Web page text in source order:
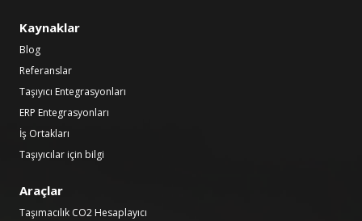
Kaynaklar
Blog
Referanslar
Taşıyıcı Entegrasyonları
ERP Entegrasyonları
İş Ortakları
Taşıyıcılar için bilgi
Araçlar
Taşımacılık CO2 Hesaplayıcı